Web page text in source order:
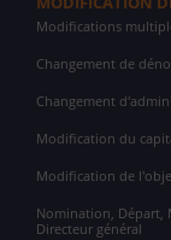
Modifications
Changement de
Changement
Modification du
Modification de
Nomination, Départ,
Directeur général